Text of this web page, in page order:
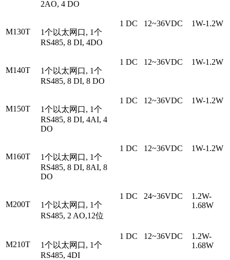
2AO, 4 DO
M130T
1个以太网口, 1个
RS485, 8 DI, 4DO
1 DC 12~36VDC 1W-1.2W
M140T
1个以太网口, 1个
RS485, 8 DI, 8 DO
1 DC 12~36VDC 1W-1.2W
M150T
1个以太网口, 1个
RS485, 8 DI, 4AI, 4
DO
1 DC 12~36VDC 1W-1.2W
M160T
1个以太网口, 1个
RS485, 8 DI, 8AI, 8
DO
1 DC 12~36VDC 1W-1.2W
M200T
1个以太网口, 1个
RS485, 2 AO,12位
1 DC 24~36VDC
1.2W-
1.68W
M210T
1个以太网口, 1个
RS485, 4DI
1 DC 12~36VDC
1.2W-
1.68W